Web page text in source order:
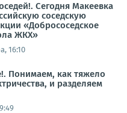
Сегодня Макеевка
соседскую
«Добрососедское
ЖКХ»
16:10
Понимаем, как тяжело
и разделяем